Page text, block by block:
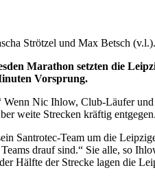
Strötzel und Max Betsch
Marathon setzten die
Vorsprung.
Wenn Nic Ihlow, Club-Läufer
weite Strecken kräftig entgegen.
Santrotec-Team um die
drauf sind.“ Sie alle, so
Hälfte der Strecke lagen die